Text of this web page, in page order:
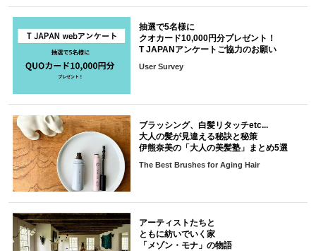
抽選で5名様に
クオカード10,000円分プレゼント！
T JAPANアンケートご協力のお願い
User Survey
ブラッシング、白髪リタッチetc...
大人の髪が見違える秘訣と秘策
伊熊奈美の「大人の美髪塾」まとめ5選
The Best Brushes for Aging Hair
アーティストたちと
ともに紡いでいく家
「メゾン・モナ」の物語